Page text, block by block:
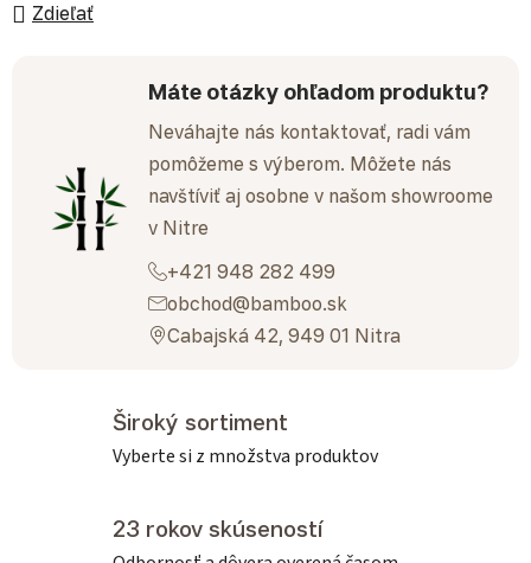
Zdieľať
Máte otázky ohľadom produktu?
Neváhajte nás kontaktovať, radi vám
pomôžeme s výberom. Môžete nás
navštíviť aj osobne v našom showroome
v Nitre
+421 948 282 499
obchod@bamboo.sk
Cabajská 42, 949 01 Nitra
Široký sortiment
Vyberte si z množstva produktov
23 rokov skúseností